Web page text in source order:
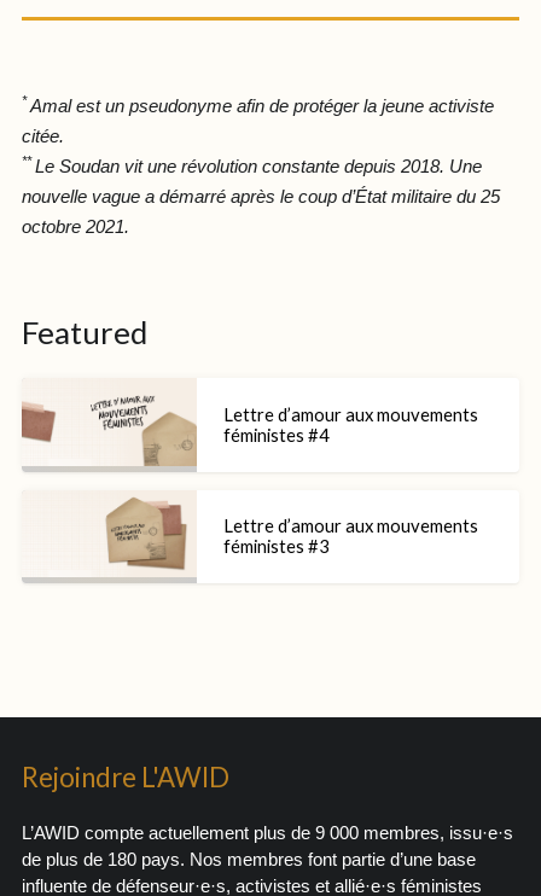
*Amal est un pseudonyme afin de protéger la jeune activiste
citée.
**Le Soudan vit une révolution constante depuis 2018. Une
nouvelle vague a démarré après le coup d’État militaire du 25
octobre 2021.
Featured
Lettre d’amour aux mouvements
féministes #4
Lettre d’amour aux mouvements
féministes #3
Rejoindre L'AWID
L’AWID compte actuellement plus de 9 000 membres, issu·e·s
de plus de 180 pays. Nos membres font partie d’une base
influente de défenseur·e·s, activistes et allié·e·s féministes